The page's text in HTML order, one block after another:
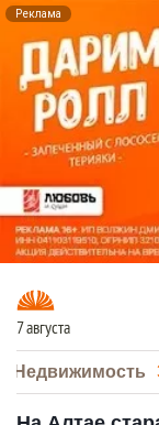
Реклама
7 августа
Недвижимость